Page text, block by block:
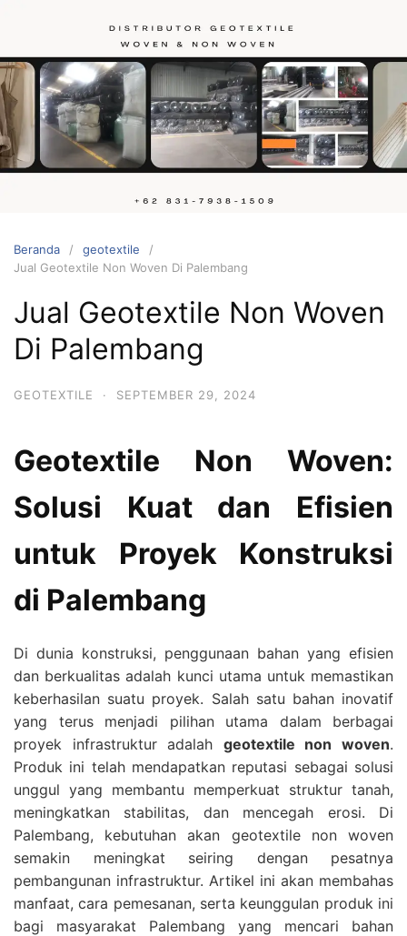
konten
Hubungi
kami
Beranda
geotextile
Jual Geotextile Non Woven Di Palembang
Jual Geotextile Non Woven
Di Palembang
GEOTEXTILE · SEPTEMBER 29, 2024
Geotextile Non Woven:
Solusi Kuat dan Efisien
untuk Proyek Konstruksi
di Palembang
Di dunia konstruksi, penggunaan bahan yang efisien
dan berkualitas adalah kunci utama untuk memastikan
keberhasilan suatu proyek. Salah satu bahan inovatif
yang terus menjadi pilihan utama dalam berbagai
proyek infrastruktur adalah geotextile non woven.
Produk ini telah mendapatkan reputasi sebagai solusi
unggul yang membantu memperkuat struktur tanah,
meningkatkan stabilitas, dan mencegah erosi. Di
Palembang, kebutuhan akan geotextile non woven
semakin meningkat seiring dengan pesatnya
pembangunan infrastruktur. Artikel ini akan membahas
manfaat, cara pemesanan, serta keunggulan produk ini
bagi masyarakat Palembang yang mencari bahan